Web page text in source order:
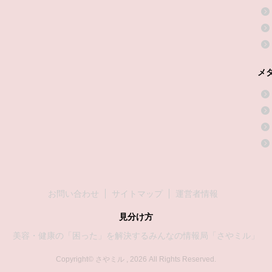
メ
お問い合わせ サイトマップ 運営者情報
見分け方
美容・健康の「困った」を解決するみんなの情報局「さやミル」
Copyright© さやミル , 2026 All Rights Reserved.